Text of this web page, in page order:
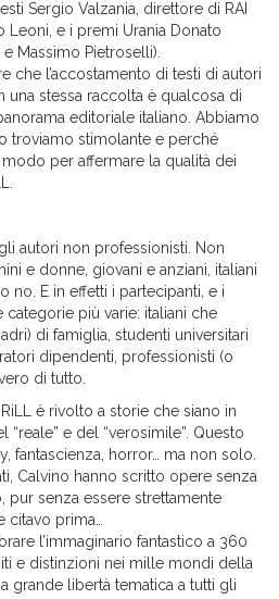
Sergio Valzania, direttore di RAI
Leoni, e i premi Urania Donato
Massimo Pietroselli).
che l’accostamento di testi di autori
una stessa raccolta è qualcosa di
editoriale italiano. Abbiamo
troviamo stimolante e perché
per affermare la qualità dei
autori non professionisti. Non
e donne, giovani e anziani, italiani
no. E in effetti i partecipanti, e i
categorie più varie: italiani che
di famiglia, studenti universitari
dipendenti, professionisti (o
di tutto.
è rivolto a storie che siano in
e del “verosimile”. Questo
fantascienza, horror… ma non solo.
Calvino hanno scritto opere senza
pur senza essere strettamente
prima…
l’immaginario fantastico a 360
e distinzioni nei mille mondi della
grande libertà tematica a tutti gli